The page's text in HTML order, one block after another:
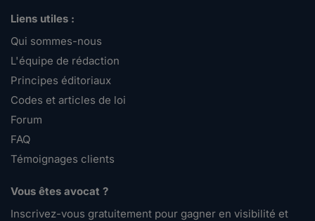
Liens utiles :
Qui sommes-nous
L'équipe de rédaction
Principes éditoriaux
Codes et articles de loi
Forum
FAQ
Témoignages clients
Vous êtes avocat ?
Inscrivez-vous gratuitement pour gagner en visibilité et